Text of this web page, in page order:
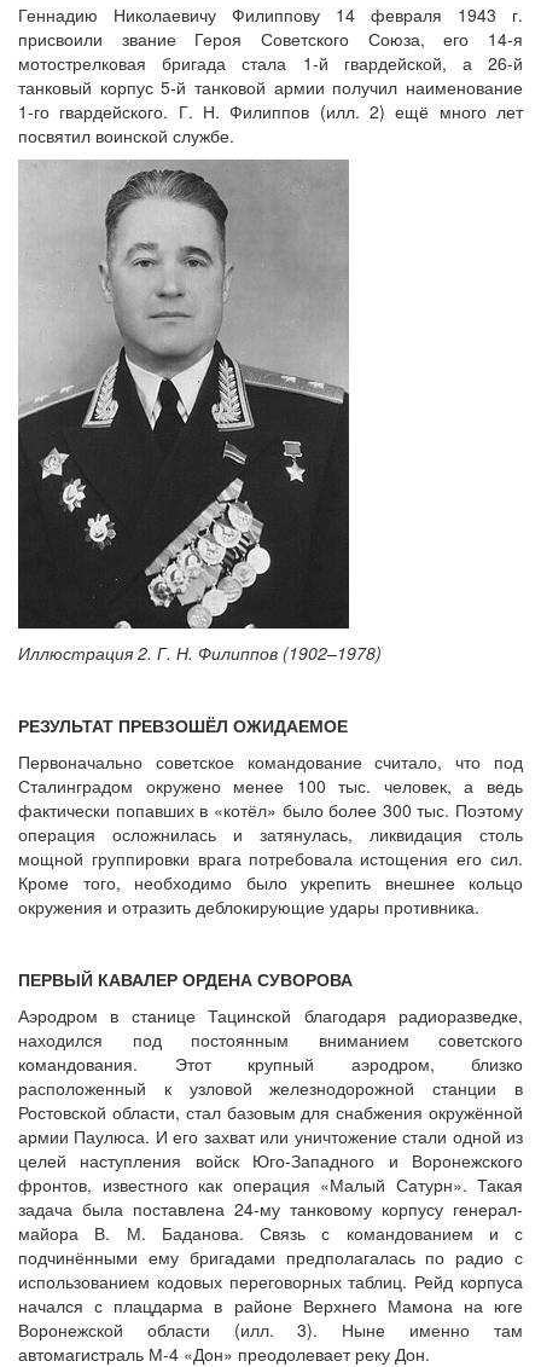
Геннадию Николаевичу Филиппову 14 февраля 1943 г.
присвоили звание Героя Советского Союза, его 14-я
мотострелковая бригада стала 1-й гвардейской, а 26-й
танковый корпус 5-й танковой армии получил наименование
1-го гвардейского. Г. Н. Филиппов (илл. 2) ещё много лет
посвятил воинской службе.
Иллюстрация 2. Г. Н. Филиппов (1902–1978)
РЕЗУЛЬТАТ ПРЕВЗОШЁЛ ОЖИДАЕМОЕ
Первоначально советское командование считало, что под
Сталинградом окружено менее 100 тыс. человек, а ведь
фактически попавших в «котёл» было более 300 тыс. Поэтому
операция осложнилась и затянулась, ликвидация столь
мощной группировки врага потребовала истощения его сил.
Кроме того, необходимо было укрепить внешнее кольцо
окружения и отразить деблокирующие удары противника.
ПЕРВЫЙ КАВАЛЕР ОРДЕНА СУВОРОВА
Аэродром в станице Тацинской благодаря радиоразведке,
находился под постоянным вниманием советского
командования. Этот крупный аэродром, близко
расположенный к узловой железнодорожной станции в
Ростовской области, стал базовым для снабжения окружённой
армии Паулюса. И его захват или уничтожение стали одной из
целей наступления войск Юго-Западного и Воронежского
фронтов, известного как операция «Малый Сатурн». Такая
задача была поставлена 24-му танковому корпусу генерал-
майора В. М. Баданова. Связь с командованием и с
подчинёнными ему бригадами предполагалась по радио с
использованием кодовых переговорных таблиц. Рейд корпуса
начался с плацдарма в районе Верхнего Мамона на юге
Воронежской области (илл. 3). Ныне именно там
автомагистраль М-4 «Дон» преодолевает реку Дон.